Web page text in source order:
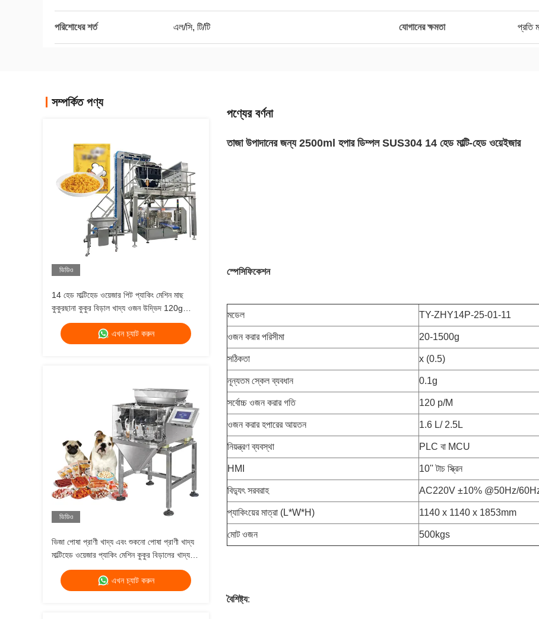
পরিশোধের শর্ত এল/সি, টি/টি যোগানের ক্ষমতা প্রতি
সম্পর্কিত পণ্য
ভিডিও
14 হেড মাল্টিহেড ওয়েজার পিট প্যাকিং মেশিন মাছ
কুকুরছানা কুকুর বিড়াল খাদ্য ওজন উদ্ভিদ 120g
240g 400g 1kg জিপলক প্যাকিং মেশিন
এখন চ্যাট করুন
ভিডিও
ভিজা পোষা প্রাণী খাদ্য এবং শুকনো পোষা প্রাণী খাদ্য
মাল্টিহেড ওয়েজার প্যাকিং মেশিন কুকুর বিড়ালের খাদ্য
ওজন 120g 240g 400g 1kg ব্যাগ প্যাকিং মেশিন
এখন চ্যাট করুন
পণ্যের বর্ণনা
তাজা উপাদানের জন্য 2500ml হপার ডিম্পল SUS304 14 হেড মাল্টি-হেড ওয়েইজার
স্পেসিফিকেশন
মডেল TY-ZHY14P-25-01-11
ওজন করার পরিসীমা 20-1500g
সঠিকতা x (0.5)
নূন্যতম স্কেল ব্যবধান 0.1g
সর্বোচ্চ ওজন করার গতি 120 p/M
ওজন করার হপারের আয়তন 1.6 L/ 2.5L
নিয়ন্ত্রণ ব্যবস্থা PLC বা MCU
HMI 10'' টাচ স্ক্রিন
বিদ্যুৎ সরবরাহ AC220V ±10% @50Hz/
প্যাকিংয়ের মাত্রা (L*W*H) 1140 x 1140 x 1853mm
মোট ওজন 500kgs
বৈশিষ্ট্য: